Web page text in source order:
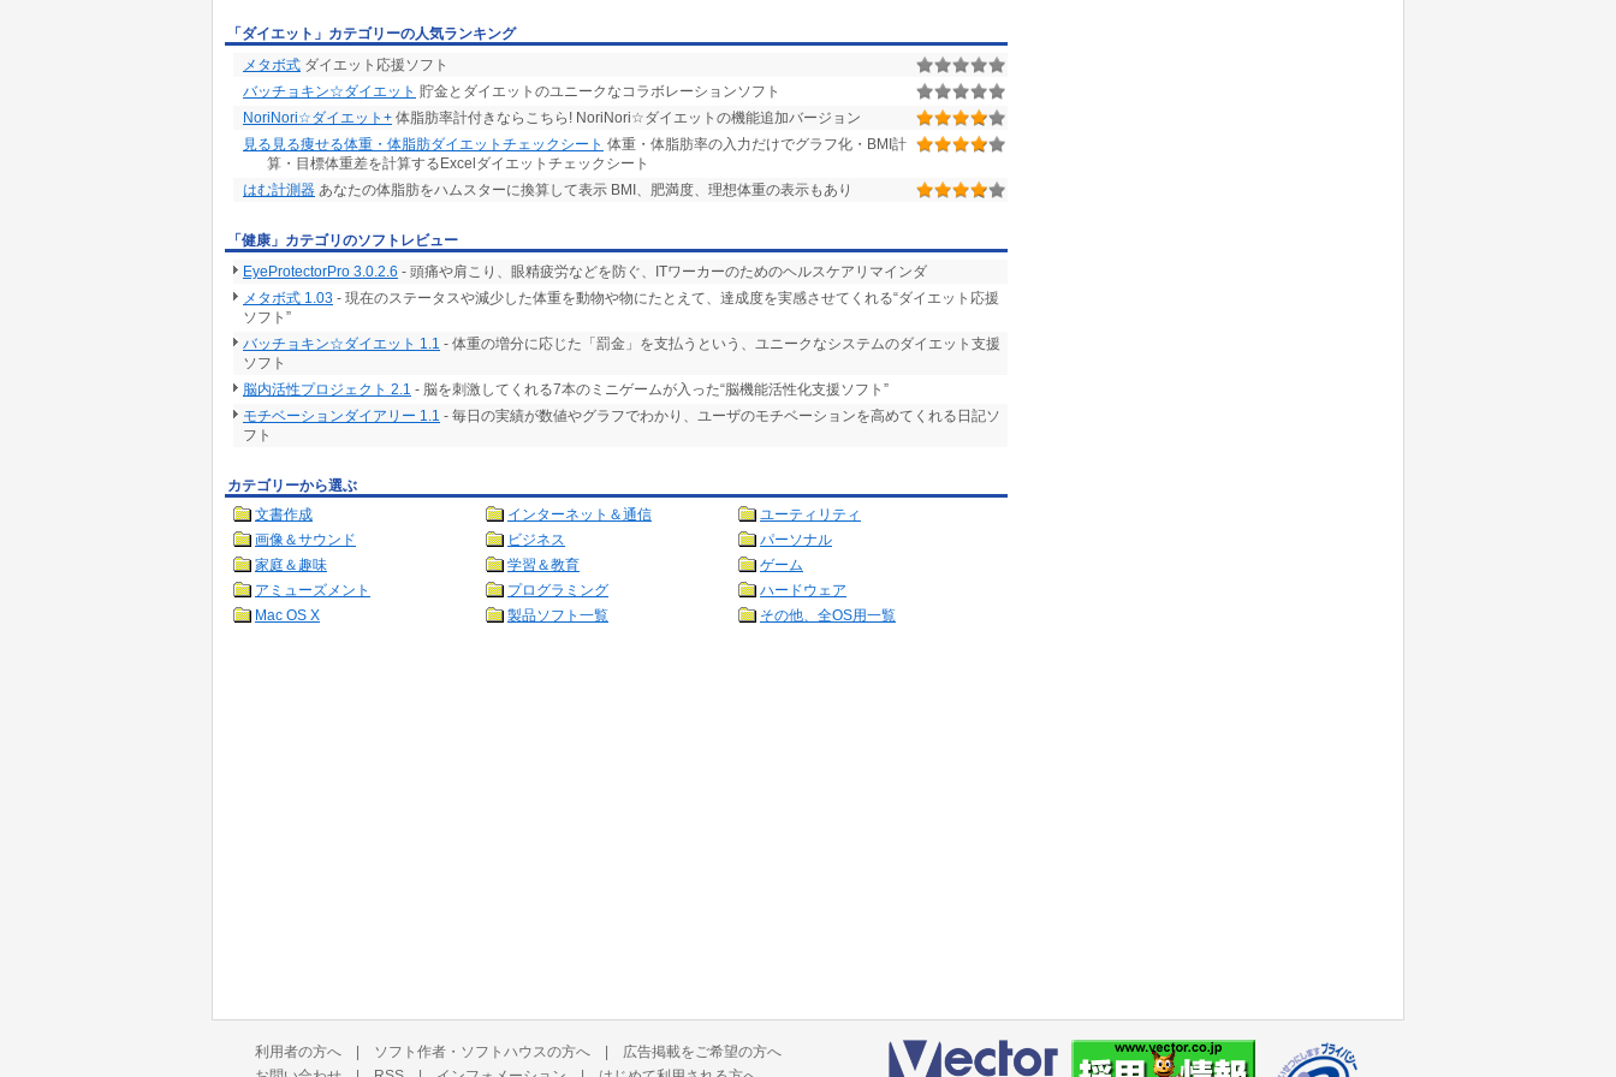
「ダイエット」カテゴリーの人気ランキング
メタボ式 ダイエット応援ソフト
バッチョキン☆ダイエット 貯金とダイエットのユニークなコラボレーションソフト
NoriNori☆ダイエット+ 体脂肪率計付きならこちら! NoriNori☆ダイエットの機能追加バージョン
見る見る痩せる体重・体脂肪ダイエットチェックシート 体重・体脂肪率の入力だけでグラフ化・BMI計
算・目標体重差を計算するExcelダイエットチェックシート
はむ計測器 あなたの体脂肪をハムスターに換算して表示 BMI、肥満度、理想体重の表示もあり
「健康」カテゴリのソフトレビュー
EyeProtectorPro 3.0.2.6 - 頭痛や肩こり、眼精疲労などを防ぐ、ITワーカーのためのヘルスケアリマインダ
メタボ式 1.03 - 現在のステータスや減少した体重を動物や物にたとえて、達成度を実感させてくれる“ダイエット応援
ソフト”
バッチョキン☆ダイエット 1.1 - 体重の増分に応じた「罰金」を支払うという、ユニークなシステムのダイエット支援
ソフト
脳内活性プロジェクト 2.1 - 脳を刺激してくれる7本のミニゲームが入った“脳機能活性化支援ソフト”
モチベーションダイアリー 1.1 - 毎日の実績が数値やグラフでわかり、ユーザのモチベーションを高めてくれる日記ソ
フト
カテゴリーから選ぶ
文書作成
インターネット＆通信
ユーティリティ
画像＆サウンド
ビジネス
パーソナル
家庭＆趣味
学習＆教育
ゲーム
アミューズメント
プログラミング
ハードウェア
Mac OS X
製品ソフト一覧 その他、全OS用一覧
利用者の方へ | ソフト作者・ソフトハウスの方へ | 広告掲載をご希望の方へ